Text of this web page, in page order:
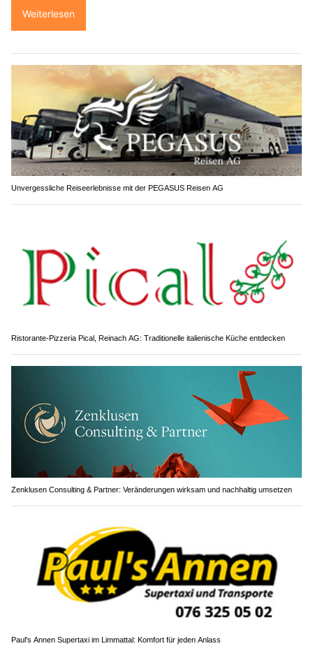
Weiterlesen
Unvergessliche Reiseerlebnisse mit der PEGASUS Reisen AG
Ristorante-Pizzeria Pical, Reinach AG: Traditionelle italienische Küche entdecken
Zenklusen Consulting & Partner: Veränderungen wirksam und nachhaltig umsetzen
Paul's Annen Supertaxi im Limmattal: Komfort für jeden Anlass